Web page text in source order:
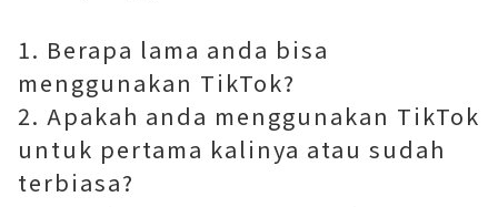
1. Berapa lama anda bisa
menggunakan TikTok?
2. Apakah anda menggunakan TikTok
untuk pertama kalinya atau sudah
terbiasa?